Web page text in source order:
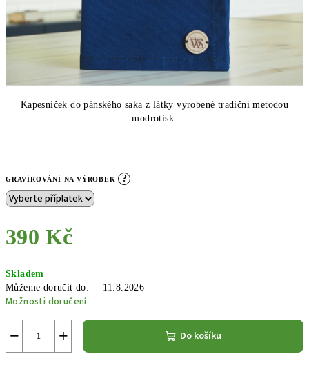
Kapesníček do pánského saka z látky vyrobené tradiční metodou
modrotisk.
GRAVÍROVÁNÍ NA VÝROBEK ?
390 Kč
cena:
Skladem
Můžeme doručit do:
11.8.2026
Možnosti doručení
+
− Do košíku